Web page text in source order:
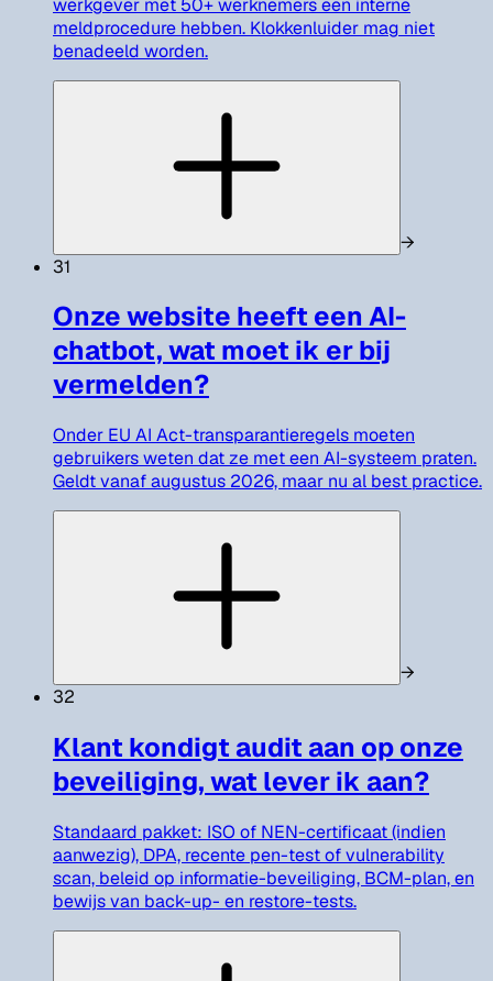
meldprocedure hebben. Klokkenluider mag niet
benadeeld worden.
→
31
Onze website heeft een AI-
chatbot, wat moet ik er bij
vermelden?
Onder EU AI Act-transparantieregels moeten
gebruikers weten dat ze met een AI-systeem praten.
Geldt vanaf augustus 2026, maar nu al best practice.
→
32
Klant kondigt audit aan op onze
beveiliging, wat lever ik aan?
Standaard pakket: ISO of NEN-certificaat (indien
aanwezig), DPA, recente pen-test of vulnerability
scan, beleid op informatie-beveiliging, BCM-plan, en
bewijs van back-up- en restore-tests.